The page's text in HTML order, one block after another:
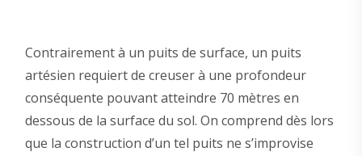
Contrairement à un puits de surface, un puits
artésien requiert de creuser à une profondeur
conséquente pouvant atteindre 70 mètres en
dessous de la surface du sol. On comprend dès lors
que la construction d’un tel puits ne s’improvise